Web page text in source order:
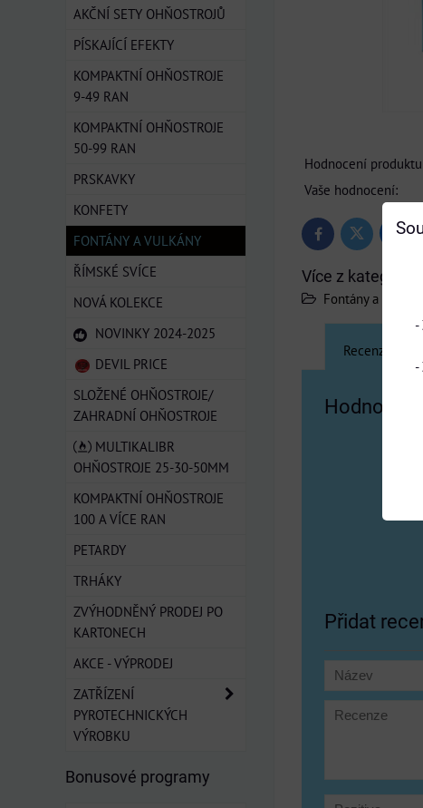
Hodnocení
Vaše hodnocení:
FacebookTwitter
Více z kategorie
Fontány a vulkány
Recenze
Hodnocení
Přidat
AKČNÍ SETY OHŇOSTROJŮ
PÍSKAJÍCÍ EFEKTY
KOMPAKTNÍ OHŇOSTROJE
9-49 RAN
KOMPAKTNÍ OHŇOSTROJE
50-99 RAN
PRSKAVKY
KONFETY
FONTÁNY A VULKÁNY
ŘÍMSKÉ SVÍCE
NOVÁ KOLEKCE
NOVINKY 2024-2025
DEVIL PRICE
SLOŽENÉ OHŇOSTROJE/
ZAHRADNÍ OHŇOSTROJE
MULTIKALIBR
OHŇOSTROJE 25-30-50MM
KOMPAKTNÍ OHŇOSTROJE
100 A VÍCE RAN
PETARDY
TRHÁKY
ZVÝHODNĚNÝ PRODEJ PO
KARTONECH
AKCE - VÝPRODEJ
ZATŘÍZENÍ
PYROTECHNICKÝCH
VÝROBKU
Bonusové programy
-
-